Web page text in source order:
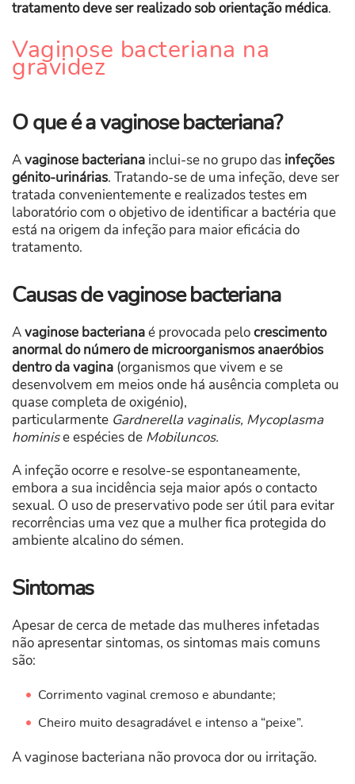
tratamento deve ser realizado sob orientação médica.
Vaginose bacteriana na
gravidez
O que é a vaginose bacteriana?
Avaginose bacteriana inclui-se no grupo das infeções
génito-urinárias. Tratando-se de uma infeção, deve ser
tratada convenientemente e realizados testes em
laboratório com o objetivo de identificar a bactéria que
está na origem da infeção para maior eficácia do
tratamento.
Causas de vaginose bacteriana
Avaginose bacterianaé provocada pelocrescimento
anormal do número de microorganismos anaeróbios
dentro da vagina (organismos que vivem e se
desenvolvem em meios onde há ausência completa ou
quase completa de oxigénio),
particularmente Gardnerella vaginalis, Mycoplasma
hominise espécies de Mobiluncos.
A infeção ocorre e resolve-se espontaneamente,
embora a sua incidência seja maior após o contacto
sexual. O uso de preservativo pode ser útil para evitar
recorrências uma vez que a mulher fica protegida do
ambiente alcalino do sémen.
Sintomas
Apesar de cerca de metade das mulheres infetadas
não apresentar sintomas, os sintomas mais comuns
são:
Corrimento vaginal cremoso e abundante;
Cheiro muito desagradável e intenso a “peixe”.
A vaginose bacteriana não provoca dor ou irritação.